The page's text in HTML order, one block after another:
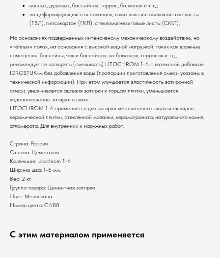
ванных, душевых, бассейнов, террас, балконов и т. д.;
на деформирующихся основаниях, таких как гипсоволокнистые листы
(ГВЛ), гипсокартон (ГКЛ), стекломагнезитовые листы (СМЛ).
На основаниях подверженных интенсивному механическому воздействию, на
«тёплых» полах, на основания с высокой водной нагрузкой, таких как влажные
помещения, бассейны, чаши бассейнов, на балконах, террасах и т.д.,
рекомендуется затворять (смешивать) LITOCHROM 1-6 с латексной добавкой
IDROSTUK-м без добавления воды (пропорции приготовления смеси указаны в
технической информации). При этом улучшается эластичность затирочной
смеси, увеличивается адгезия затирки к торцам плитки, уменьшается
водопоглощение затирки в швах.
LITOCHROM 1-6 применяется для затирки межплиточных швов всех видов
керамической плитки, стеклянной мозаики, керамогранита, натурального камня,
агломерата. Для внутренних и наружных работ.
Страна: Россия
Основа: Цементная
Коллекция: Litochrom 1-6
Ширина шва: 1-6 мм.
Вес: 2 кг.
Группа товара: Цементная затирка
Цвет: Меланзана
Номер цвета: C.680
С этим материалом применяется